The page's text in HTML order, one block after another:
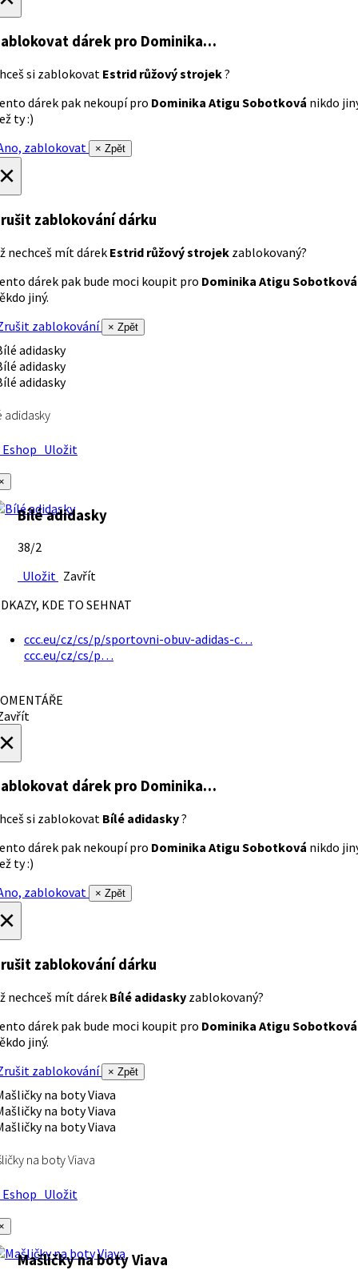
dárek pro Dominika…
si zablokovat Estrid růžový strojek?
dárek pak nekoupí pro Dominika Atigu Sobotková nikdo
ty :)
zablokovat
× Zpět
zablokování dárku
nechceš mít dárek Estrid růžový strojek zablokovaný?
dárek pak bude moci koupit pro Dominika Atigu Sobotková
jiný.
zablokování
× Zpět
adidasky
Uložit
Bílé adidasky
38/2
Uložit Zavřít
KDE TO SEHNAT
ccc.eu/cz/cs/p/sportovni-obuv-adidas-c…
ccc.eu/cz/cs/p…
dárek pro Dominika…
si zablokovat Bílé adidasky?
dárek pak nekoupí pro Dominika Atigu Sobotková nikdo
ty :)
zablokovat
× Zpět
zablokování dárku
nechceš mít dárek Bílé adidasky zablokovaný?
dárek pak bude moci koupit pro Dominika Atigu Sobotková
jiný.
zablokování
× Zpět
na boty Viava
Uložit
Mašličky na boty Viava